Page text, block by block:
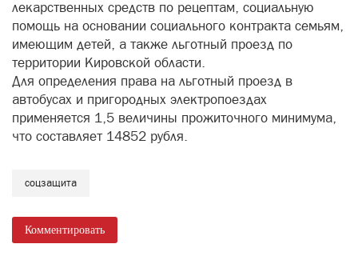
лекарственных средств по рецептам, социальную
помощь на основании социального контракта семьям,
имеющим детей, а также льготный проезд по
территории Кировской области.
Для определения права на льготный проезд в
автобусах и пригородных электропоездах
применяется 1,5 величины прожиточного минимума,
что составляет 14852 рубля.
соцзащита
Комментировать